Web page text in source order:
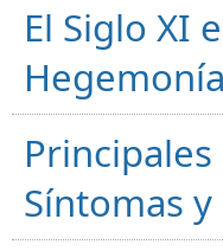
El Siglo XI
Síntomas